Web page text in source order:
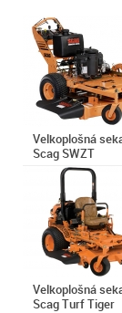
Velkoplošná
Scag SWZT
Velkoplošná
Scag Turf Tiger